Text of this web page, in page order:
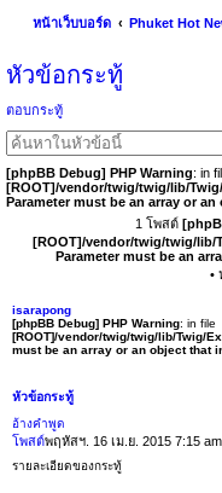
หน้าเว็บบอร์ด Phuket Hot
หัวข้อกระทู้
ตอบกระทู้
[phpBB Debug] PHP Warning: in
[ROOT]/vendor/twig/twig/lib/
Parameter must be an array or
1 โพสต์
[ROOT]/vendor/twig/twig/lib/
Parameter must be an
•
isarapong
[phpBB Debug] PHP Warning: in file
[ROOT]/vendor/twig/twig/lib/Twig/
must be an array or an object that
หัวข้อกระทู้
อ้างคำพูด
โพสต์พฤหัสฯ. 16 เม.ย. 2015 7:15 am
รายละเอียดของกระทู้